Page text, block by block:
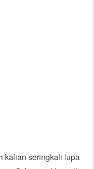
kalian seringkali lupa